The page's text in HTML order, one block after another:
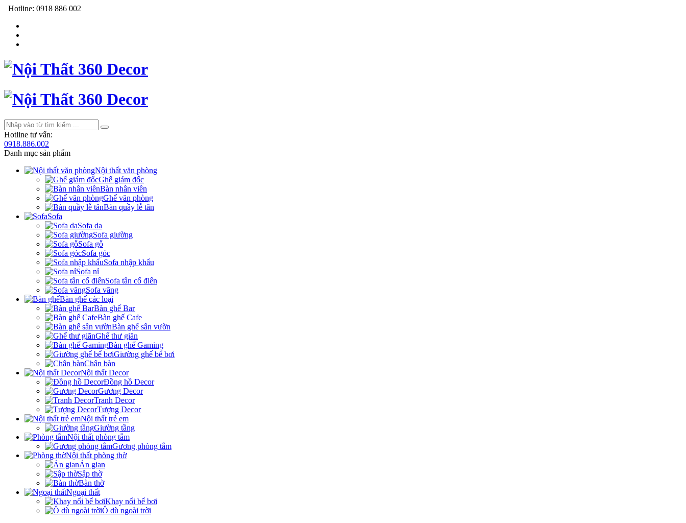
Hotline: 0918 886 002
Hotline tư vấn:
0918.886.002
Danh mục sản phẩm
Nội thất văn phòng
Ghế giám đốc
Bàn nhân viên
Ghế văn phòng
Bàn quầy lễ tân
Sofa
Sofa da
Sofa giường
Sofa gỗ
Sofa góc
Sofa nhập khẩu
Sofa nỉ
Sofa tân cổ điển
Sofa văng
Bàn ghế các loại
Bàn ghế Bar
Bàn ghế Cafe
Bàn ghế sân vườn
Ghế thư giãn
Bàn ghế Gaming
Giường ghế bể bơi
Chân bàn
Nội thất Decor
Đồng hồ Decor
Gương Decor
Tranh Decor
Tượng Decor
Nội thất trẻ em
Giường tầng
Nội thất phòng tắm
Gương phòng tắm
Nội thất phòng thờ
Án gian
Sập thờ
Bàn thờ
Ngoại thất
Khay nổi bể bơi
Ô dù ngoài trời